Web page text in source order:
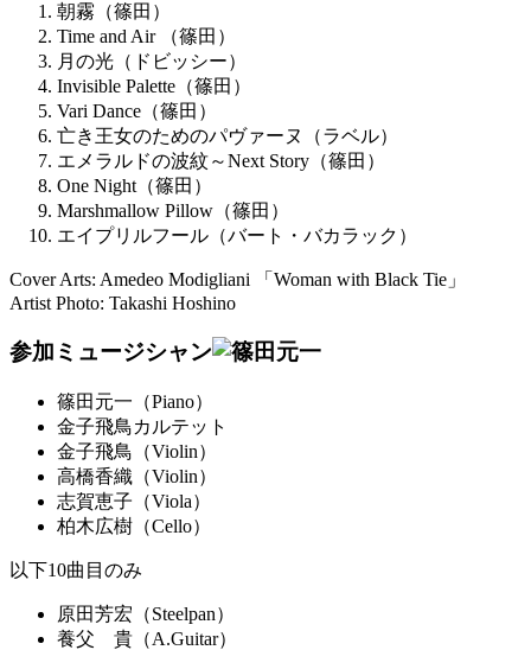
朝霧（篠田）
Time and Air （篠田）
月の光（ドビッシー）
Invisible Palette（篠田）
Vari Dance（篠田）
亡き王女のためのパヴァーヌ（ラベル）
エメラルドの波紋～Next Story（篠田）
One Night（篠田）
Marshmallow Pillow（篠田）
エイプリルフール（バート・バカラック）
Cover Arts: Amedeo Modigliani 「Woman with Black Tie」
Artist Photo: Takashi Hoshino
参加ミュージシャン
篠田元一（Piano）
金子飛鳥カルテット
金子飛鳥（Violin）
高橋香織（Violin）
志賀恵子（Viola）
柏木広樹（Cello）
以下10曲目のみ
原田芳宏（Steelpan）
養父 貴（A.Guitar）